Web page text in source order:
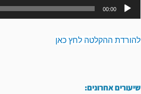
00:00
להורדת ההקלטה לחץ כאן
שיעורים אחרונים: